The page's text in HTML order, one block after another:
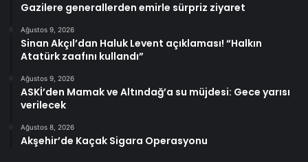
Gazilere generallerden emirle sürpriz ziyaret
Ağustos 9, 2026
Sinan Akçıl’dan Haluk Levent açıklaması! “Halkın
Atatürk zaafını kullandı”
Ağustos 9, 2026
ASKİ’den Mamak ve Altındağ’a su müjdesi: Gece yarısı
verilecek
Ağustos 8, 2026
Akşehir’de Kaçak Sigara Operasyonu